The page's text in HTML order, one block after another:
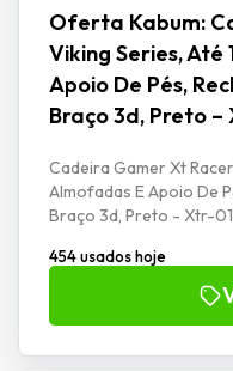
Oferta Kabum:
Viking Series,
Apoio De Pés,
Braço 3d, Preto –
Cadeira Gamer Xt
Almofadas E Apoio De
Braço 3d, Preto - Xtr-
454 usados hoje